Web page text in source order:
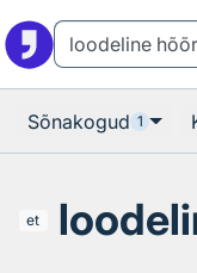
Sõnakogud 1
et